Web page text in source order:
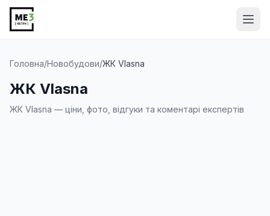
Головна/Новобудови/ЖК Vlasna
ЖК Vlasna
ЖК Vlasna — ціни, фото, відгуки та коментарі експертів